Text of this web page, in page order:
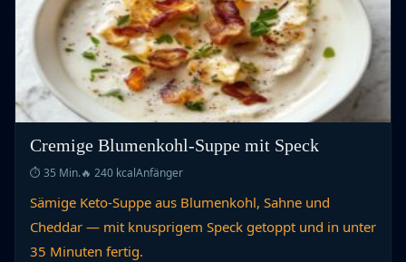
Cremige Blumenkohl-Suppe mit Speck
⏱ 35 Min.🔥 240 kcalAnfänger
Sämige Keto-Suppe aus Blumenkohl, Sahne und
Cheddar — mit knusprigem Speck getoppt und in unter
35 Minuten fertig.